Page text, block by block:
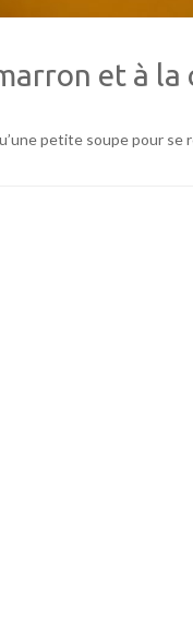
et à la
petite soupe pour se